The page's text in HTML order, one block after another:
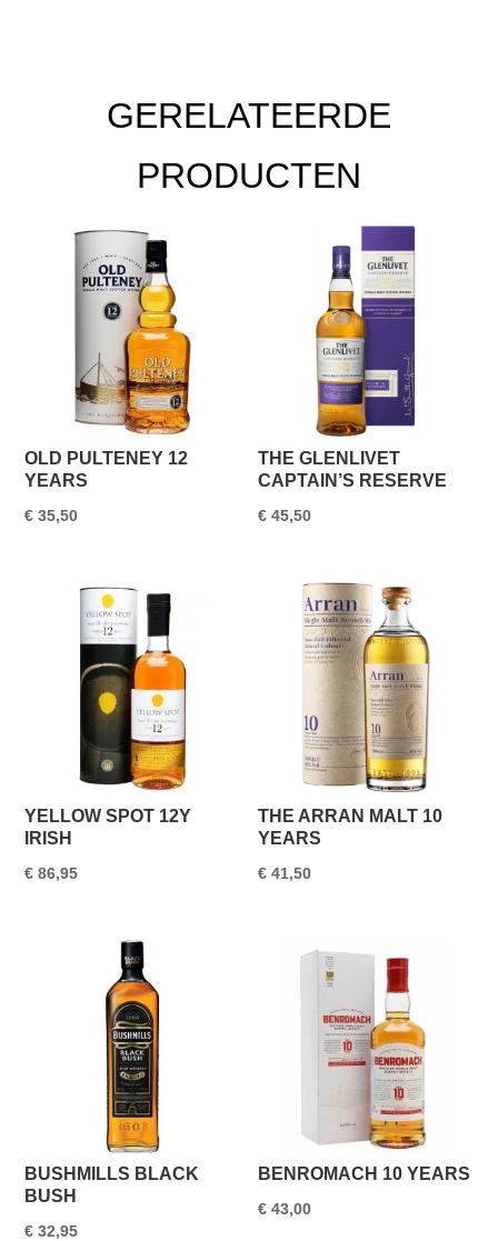
GERELATEERDE
PRODUCTEN
OLD PULTENEY 12
YEARS
€ 35,50
THE GLENLIVET
CAPTAIN’S RESERVE
€ 45,50
YELLOW SPOT 12Y
IRISH
€ 86,95
THE ARRAN MALT 10
YEARS
€ 41,50
BUSHMILLS BLACK
BUSH
€ 32,95
BENROMACH 10 YEARS
€ 43,00